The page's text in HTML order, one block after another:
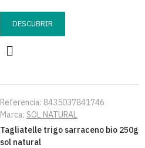
DESCUBRIR
Referencia: 8435037841746
Marca: SOL NATURAL
Tagliatelle trigo sarraceno bio 250g
sol natural